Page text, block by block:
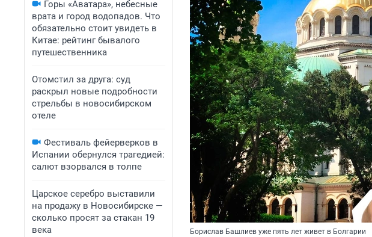
Горы «Аватара», небесные
врата и город водопадов. Что
обязательно стоит увидеть в
Китае: рейтинг бывалого
путешественника
Отомстил за друга: суд
раскрыл новые подробности
стрельбы в новосибирском
отеле
Фестиваль фейерверков в
Испании обернулся трагедией:
салют взорвался в толпе
Царское серебро выставили
на продажу в Новосибирске —
сколько просят за стакан 19
века
Борислав Башлиев уже пять лет живет в Болгарии